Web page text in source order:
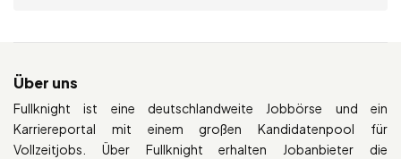
Über uns
Fullknight ist eine deutschlandweite Jobbörse und ein
Karriereportal mit einem großen Kandidatenpool für
Vollzeitjobs. Über Fullknight erhalten Jobanbieter die